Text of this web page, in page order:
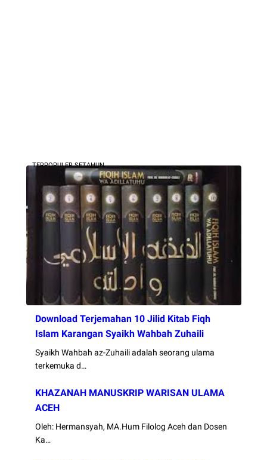
TERPOPULER SETAHUN
Download Terjemahan 10 Jilid Kitab Fiqh
Islam Karangan Syaikh Wahbah Zuhaili
Syaikh Wahbah az-Zuhaili adalah seorang ulama
terkemuka d…
KHAZANAH MANUSKRIP WARISAN ULAMA
ACEH
Oleh: Hermansyah, MA.Hum Filolog Aceh dan Dosen
Ka…